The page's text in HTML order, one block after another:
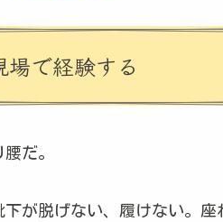
で経験する
だ。
が脱げない、履けない。